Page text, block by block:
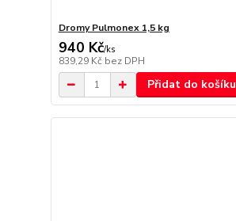
Dromy Pulmonex 1,5 kg
940 Kč/ks
839,29 Kč bez DPH
Přidat do košíku